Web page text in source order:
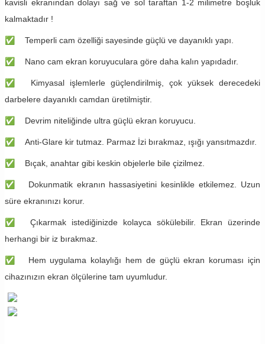
kavisli ekranından dolayı sağ ve sol taraftan 1-2 milimetre boşluk
kalmaktadır !
✅ Temperli cam özelliği sayesinde güçlü ve dayanıklı yapı.
✅ Nano cam ekran koruyuculara göre daha kalın yapıdadır.
✅ Kimyasal işlemlerle güçlendirilmiş, çok yüksek derecedeki
darbelere dayanıklı camdan üretilmiştir.
✅ Devrim niteliğinde ultra güçlü ekran koruyucu.
✅ Anti-Glare kir tutmaz. Parmaz İzi bırakmaz, ışığı yansıtmazdır.
✅ Bıçak, anahtar gibi keskin objelerle bile çizilmez.
✅ Dokunmatik ekranın hassasiyetini kesinlikle etkilemez. Uzun
süre ekranınızı korur.
✅Çıkarmak istediğinizde kolayca sökülebilir. Ekran üzerinde
herhangi bir iz bırakmaz.
✅ Hem uygulama kolaylığı hem de güçlü ekran koruması için
cihazınızın ekran ölçülerine tam uyumludur.